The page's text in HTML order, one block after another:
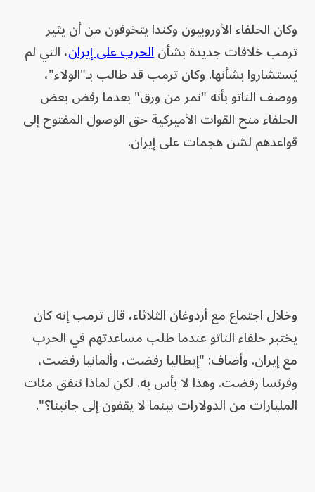
وكان الحلفاء الأوروبيون وكندا يتخوفون من أن يثير
ترمب خلافات جديدة بشأنالحرب على إيران، التي لم
يُستشاروا بشأنها. وكان ترمب قد طالب بـ"الولاء"،
ووصف الناتو بأنه "نمر من ورق" بعدما رفض بعض
الحلفاء منح القوات الأميركية حق الوصول المفتوح إلى
قواعدهم لشن هجمات على إيران.
وخلال اجتماع مع أردوغان الثلاثاء، قال ترمب إنه كان
يختبر حلفاء الناتو عندما طلب مساعدتهم في الحرب
مع إيران. وأضاف: "إيطاليا رفضت، وألمانيا رفضت،
وفرنسا رفضت. وهذا لا بأس به. لكن لماذا ننفق مئات
المليارات من الدولارات بينما لا يقفون إلى جانبنا؟".